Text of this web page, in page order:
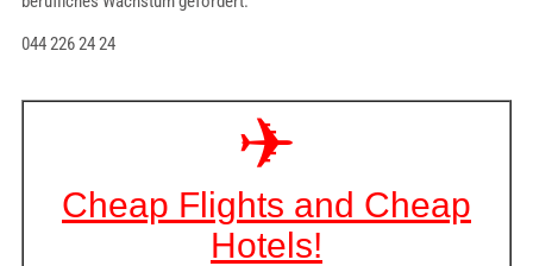
044 226 24 24